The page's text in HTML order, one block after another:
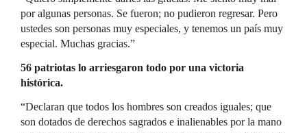
por algunas personas. Se fueron; no pudieron regresar. Pero
ustedes son personas muy especiales, y tenemos un país muy
especial. Muchas gracias.”
56 patriotas lo arriesgaron todo por una victoria
histórica.
“Declaran que todos los hombres son creados iguales; que
son dotados de derechos sagrados e inalienables por la mano